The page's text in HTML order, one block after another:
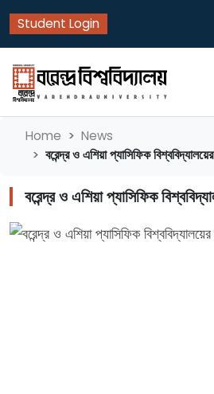
Student Login
Home News
বরেন্দ্র ও এশিয়া প্যাসিফিক
বরেন্দ্র ও এশিয়া প্যাসিফিক